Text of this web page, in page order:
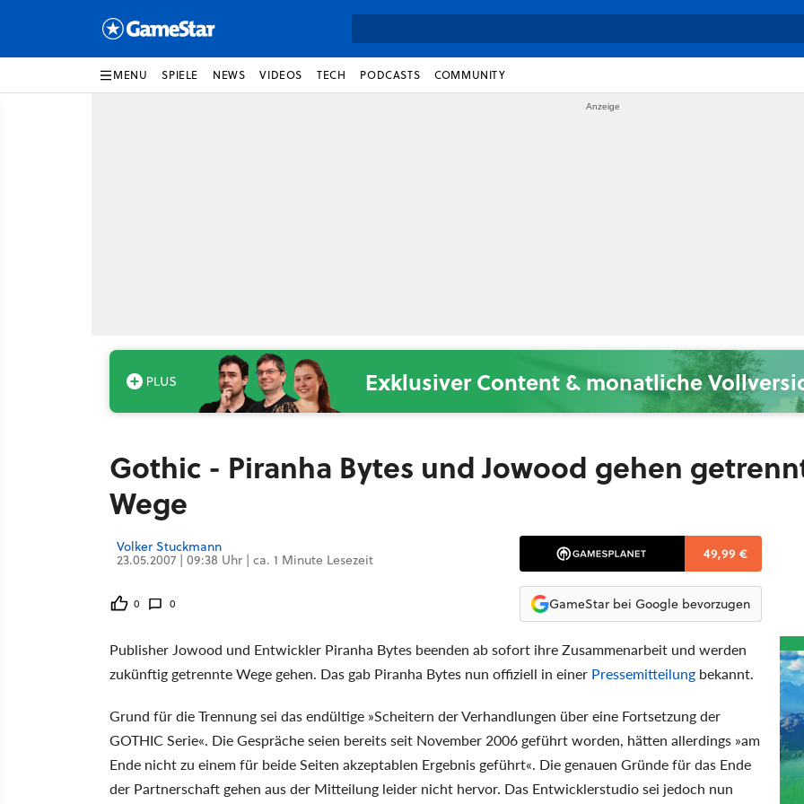
MENU SPIELE NEWS VIDEOS TECH PODCASTS COMMUNITY
Exklusiver Content & monatliche
Gothic - Piranha Bytes und Jowood gehen
Wege
Volker Stuckmann
23.05.2007 | 09:38 Uhr | ca. 1 Minute Lesezeit
0 0
49,99 €
GameStar bei Google bevorzugen
Publisher Jowood und Entwickler Piranha Bytes beenden ab sofort ihre Zusammenarbeit und werden
zukünftig getrennte Wege gehen. Das gab Piranha Bytes nun offiziell in einer Pressemitteilung bekannt.
Grund für die Trennung sei das endültige »Scheitern der Verhandlungen über eine Fortsetzung der
GOTHIC Serie«. Die Gespräche seien bereits seit November 2006 geführt worden, hätten allerdings »am
Ende nicht zu einem für beide Seiten akzeptablen Ergebnis geführt«. Die genauen Gründe für das Ende
der Partnerschaft gehen aus der Mitteilung leider nicht hervor. Das Entwicklerstudio sei jedoch nun